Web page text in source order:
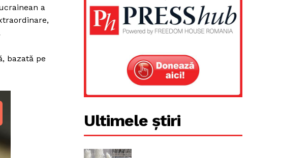
a
bazată pe
Ultimele știri